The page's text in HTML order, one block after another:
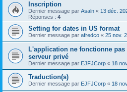
Inscription
Dernier message par Asaln « 13 déc.
Réponses : 4
Setting for dates in US format
Dernier message par afredco « 25 nov.
L'application ne fonctionne
serveur privé
Dernier message par EJFJCorp « 18
Traduction(s)
Dernier message par EJFJCorp « 18